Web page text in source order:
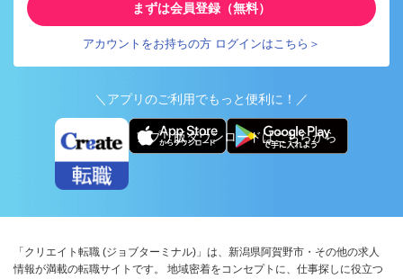
まずは会員登録（無料）
アカウントをお持ちの方 ログインはこちら＞
＼アプリのご利用でもっと便利に！／
アプリ版ダウンロードはこちらから
「クリエイト転職 (ジョブターミナル)」は、新潟県阿賀野市・その他の求人
情報が満載の転職サイトです。 地域密着をコンセプトに、仕事探しに役立つ